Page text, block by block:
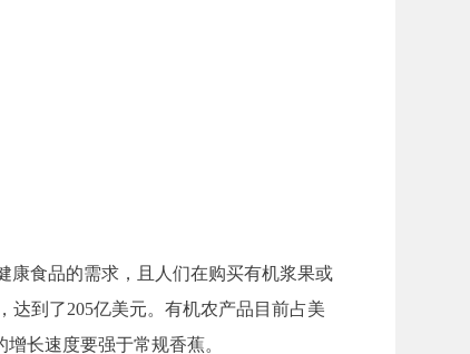
康食品的需求，且人们在购买有机浆果或
达到了205亿美元。有机农产品目前占美
长速度要强于常规香蕉。